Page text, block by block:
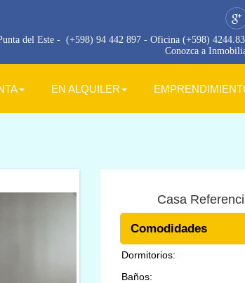
del Este - (+598) 94 442 897 - Oficina (+598)
Conozca a
EN ALQUILER
Casa
Comodidades
Dormitorios:
Baños: